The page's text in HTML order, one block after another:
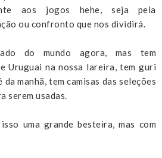
aos jogos hehe, seja pela
ou confronto que nos dividirá.
do mundo agora, mas tem
Uruguai na nossa lareira, tem guri
manhã, tem camisas das seleções
serem usadas.
uma grande besteira, mas com